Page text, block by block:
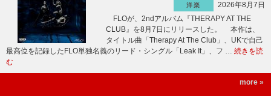
洋楽
2026年8月7日
FLOが、2ndアルバム『THERAPY AT THE
CLUB』を8月7日にリリースした。 本作は、
タイトル曲「Therapy At The Club」、UKで自己
最高位を記録したFLO単独名義のリード・シングル「Leak It」、フ … 続きを読
む
more »